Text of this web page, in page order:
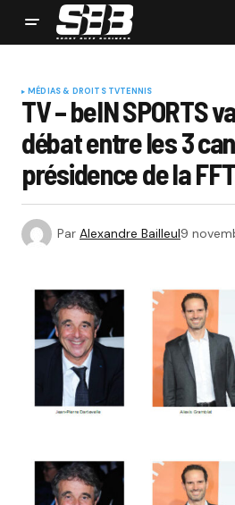
MÉDIAS & DROITS TVTENNIS
TV – beIN SPORTS
débat entre les 3
présidence de la FFT
Par Alexandre Bailleul9